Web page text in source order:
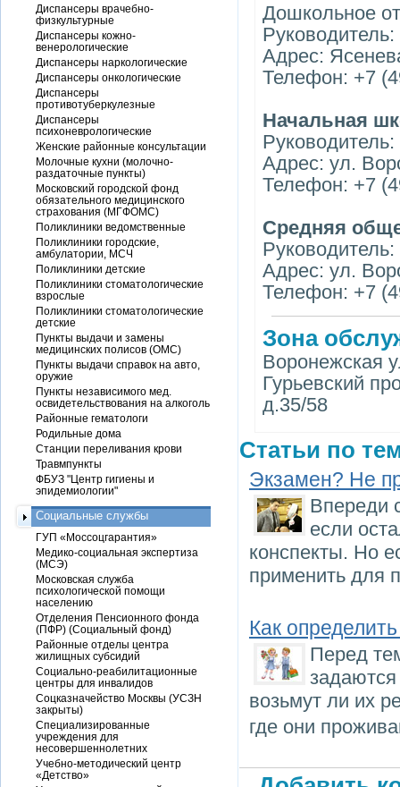
Дошкольное
Адрес:
Телефон: +7
Начальная
Адрес: ул.
Телефон: +7
Средняя
Адрес: ул.
Телефон: +7
Зона
Воронежская
Гурьевский
д.35/58
Статьи по
Экзамен? Не
Впереди
если
конспекты. Но
применить для
Как
Перед
возьмут ли их
где они
Диспансеры врачебно-
физкультурные
Диспансеры кожно-
венерологические
Диспансеры наркологические
Диспансеры онкологические
Диспансеры
противотуберкулезные
Диспансеры
психоневрологические
Женские районные консультации
Молочные кухни (молочно-
раздаточные пункты)
Московский городской фонд
обязательного медицинского
страхования (МГФОМС)
Поликлиники ведомственные
Поликлиники городские,
амбулатории, МСЧ
Поликлиники детские
Поликлиники стоматологические
взрослые
Поликлиники стоматологические
детские
Пункты выдачи и замены
медицинских полисов (ОМС)
Пункты выдачи справок на авто,
оружие
Пункты независимого мед.
освидетельствования на алкоголь
Районные гематологи
Родильные дома
Станции переливания крови
Травмпункты
ФБУЗ "Центр гигиены и
эпидемиологии"
Социальные службы
ГУП «Моссоцгарантия»
Медико-социальная экспертиза
(МСЭ)
Московская служба
психологической помощи
населению
Отделения Пенсионного фонда
(ПФР) (Социальный фонд)
Районные отделы центра
жилищных субсидий
Социально-реабилитационные
центры для инвалидов
Соцказначейство Москвы (УСЗН
закрыты)
Специализированные
учреждения для
несовершеннолетних
Учебно-методический центр
«Детство»